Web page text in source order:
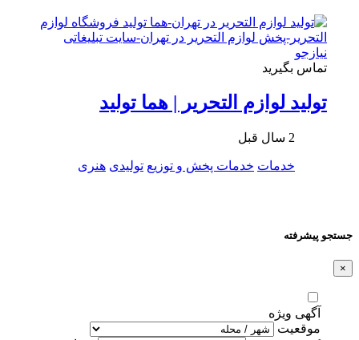
تماس بگیرید
تولید لوازم التحریر | هما تولید
2 سال قبل
خدمات خدمات پخش و توزیع تولیدی هنری
جستجو پیشرفته
×
آگهی ویژه
موقعیت